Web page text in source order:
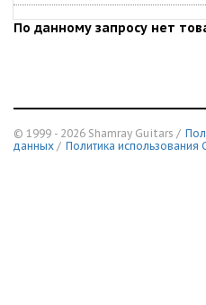
По данному запросу нет
© 1999 - 2026 Shamray Guitars /
данных / Политика использования